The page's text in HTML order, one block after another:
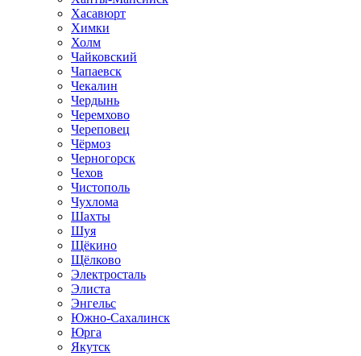
Хасавюрт
Химки
Холм
Чайковский
Чапаевск
Чекалин
Чердынь
Черемхово
Череповец
Чёрмоз
Черногорск
Чехов
Чистополь
Чухлома
Шахты
Шуя
Щёкино
Щёлково
Электросталь
Элиста
Энгельс
Южно-Сахалинск
Юрга
Якутск